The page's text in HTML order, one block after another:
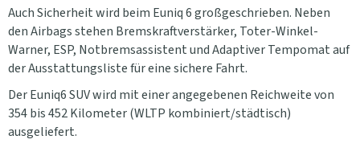
Auch Sicherheit wird beim Euniq 6 großgeschrieben. Neben
den Airbags stehen Bremskraftverstärker, Toter-Winkel-
Warner, ESP, Notbremsassistent und Adaptiver Tempomat auf
der Ausstattungsliste für eine sichere Fahrt.
Der Euniq6 SUV wird mit einer angegebenen Reichweite von
354 bis 452 Kilometer (WLTP kombiniert/städtisch)
ausgeliefert.